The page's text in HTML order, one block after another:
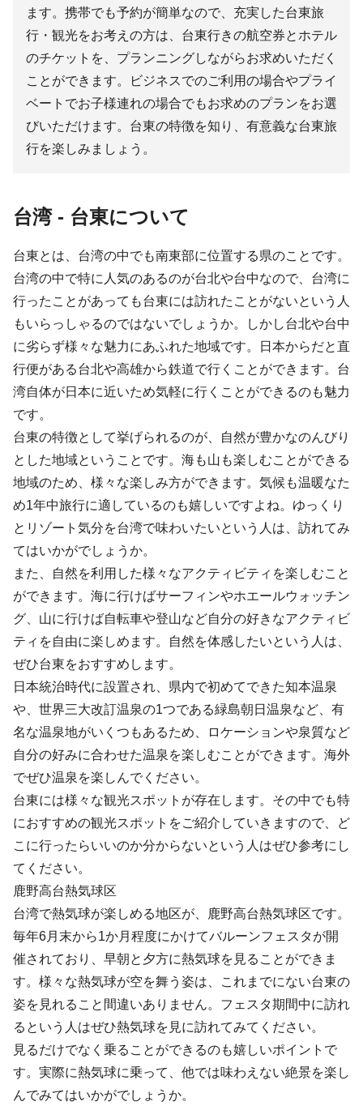
ます。携帯でも予約が簡単なので、充実した台東旅
行・観光をお考えの方は、台東行きの航空券とホテル
のチケットを、プランニングしながらお求めいただく
ことができます。ビジネスでのご利用の場合やプライ
ベートでお子様連れの場合でもお求めのプランをお選
びいただけます。台東の特徴を知り、有意義な台東旅
行を楽しみましょう。
台湾 - 台東について
台東とは、台湾の中でも南東部に位置する県のことです。
台湾の中で特に人気のあるのが台北や台中なので、台湾に
行ったことがあっても台東には訪れたことがないという人
もいらっしゃるのではないでしょうか。しかし台北や台中
に劣らず様々な魅力にあふれた地域です。日本からだと直
行便がある台北や高雄から鉄道で行くことができます。台
湾自体が日本に近いため気軽に行くことができるのも魅力
です。
台東の特徴として挙げられるのが、自然が豊かなのんびり
とした地域ということです。海も山も楽しむことができる
地域のため、様々な楽しみ方ができます。気候も温暖なた
め1年中旅行に適しているのも嬉しいですよね。ゆっくり
とリゾート気分を台湾で味わいたいという人は、訪れてみ
てはいかがでしょうか。
また、自然を利用した様々なアクティビティを楽しむこと
ができます。海に行けばサーフィンやホエールウォッチン
グ、山に行けば自転車や登山など自分の好きなアクティビ
ティを自由に楽しめます。自然を体感したいという人は、
ぜひ台東をおすすめします。
日本統治時代に設置され、県内で初めてできた知本温泉
や、世界三大改訂温泉の1つである緑島朝日温泉など、有
名な温泉地がいくつもあるため、ロケーションや泉質など
自分の好みに合わせた温泉を楽しむことができます。海外
でぜひ温泉を楽しんでください。
台東には様々な観光スポットが存在します。その中でも特
におすすめの観光スポットをご紹介していきますので、ど
こに行ったらいいのか分からないという人はぜひ参考にし
てください。
鹿野高台熱気球区
台湾で熱気球が楽しめる地区が、鹿野高台熱気球区です。
毎年6月末から1か月程度にかけてバルーンフェスタが開
催されており、早朝と夕方に熱気球を見ることができま
す。様々な熱気球が空を舞う姿は、これまでにない台東の
姿を見れること間違いありません。フェスタ期間中に訪れ
るという人はぜひ熱気球を見に訪れてみてください。
見るだけでなく乗ることができるのも嬉しいポイントで
す。実際に熱気球に乗って、他では味わえない絶景を楽し
んでみてはいかがでしょうか。